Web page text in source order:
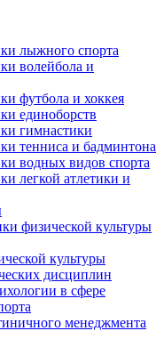
лыжного спорта
волейбола и
футбола и хоккея
единоборств
гимнастики
тенниса и бадминтона
водных видов спорта
легкой атлетики и
физической культуры
культуры
дисциплин
в сфере
менеджмента